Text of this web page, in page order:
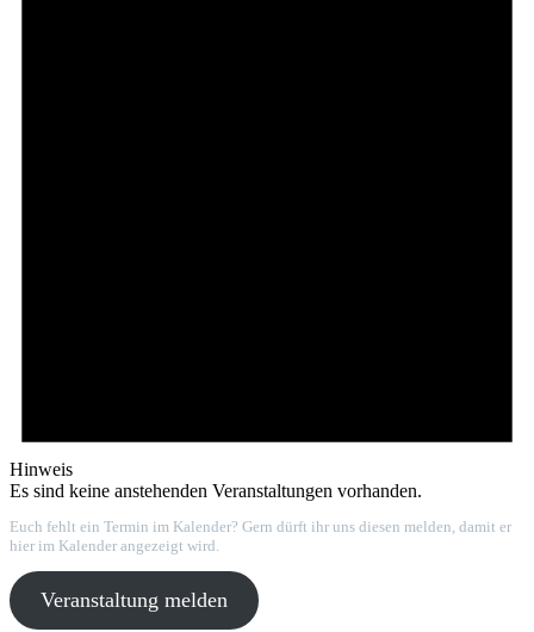
Hinweis
Es sind keine anstehenden Veranstaltungen vorhanden.
Euch fehlt ein Termin im Kalender? Gern dürft ihr uns diesen melden, damit er
hier im Kalender angezeigt wird.
Veranstaltung melden